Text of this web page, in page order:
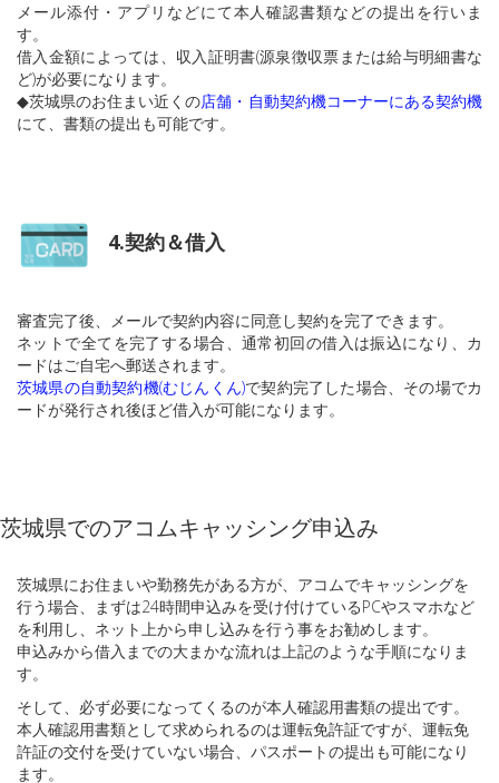
メール添付・アプリなどにて本人確認書類などの提出を行いま
す。
借入金額によっては、収入証明書(源泉徴収票または給与明細書な
ど)が必要になります。
◆茨城県のお住まい近くの店舗・自動契約機コーナーにある契約機
にて、書類の提出も可能です。
4.契約＆借入
審査完了後、メールで契約内容に同意し契約を完了できます。
ネットで全てを完了する場合、通常初回の借入は振込になり、カ
ードはご自宅へ郵送されます。
茨城県の自動契約機(むじんくん)で契約完了した場合、その場でカ
ードが発行され後ほど借入が可能になります。
茨城県でのアコムキャッシング申込み
茨城県にお住まいや勤務先がある方が、アコムでキャッシングを
行う場合、まずは24時間申込みを受け付けているPCやスマホなど
を利用し、ネット上から申し込みを行う事をお勧めします。
申込みから借入までの大まかな流れは上記のような手順になりま
す。
そして、必ず必要になってくるのが本人確認用書類の提出です。
本人確認用書類として求められるのは運転免許証ですが、運転免
許証の交付を受けていない場合、パスポートの提出も可能になり
ます。